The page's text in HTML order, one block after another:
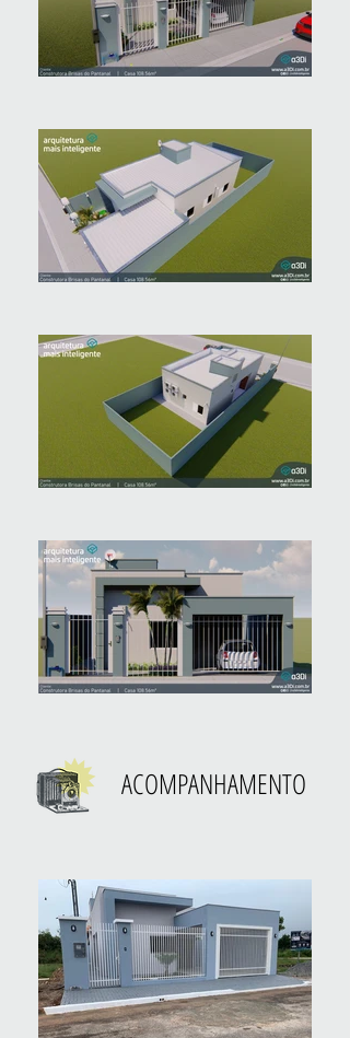
ACOMPANHAMENTO